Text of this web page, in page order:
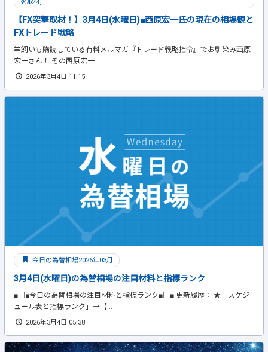
【FX突撃取材！】3月4日(水曜日)■西原宏一氏の現在の相場観と
FXトレード戦略
羊飼いも購読している有料メルマガ『トレード戦略指令』でお馴染み西原
宏一さん！ その西原宏一...
2026年3月4日 11:15
今日の為替相場2026年03月
3月4日(水曜日)の為替相場の注目材料と指標ランク
■□■今日の為替相場の注目材料と指標ランク■□■ 更新履歴： ★「スケジ
ュール表と指標ランク」→【...
2026年3月4日 05:38